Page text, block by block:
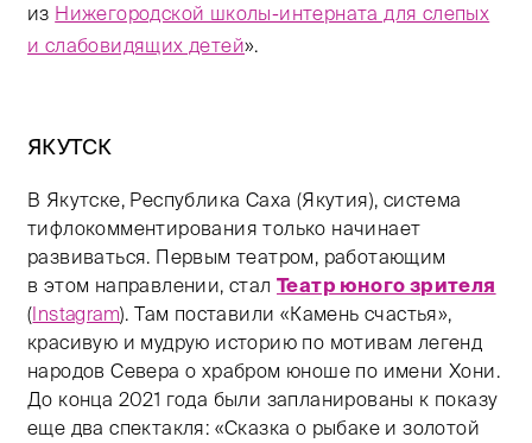
из Нижегородской школы-интерната для слепых
и слабовидящих детей».
ЯКУТСК
В Якутске, Республика Саха (Якутия), система
тифлокомментирования только начинает
развиваться. Первым театром, работающим
в этом направлении, стал Театр юного зрителя
( Instagram). Там поставили «Камень счастья»,
красивую и мудрую историю по мотивам легенд
народов Севера о храбром юноше по имени Хони.
До конца 2021 года были запланированы к показу
еще два спектакля: «Сказка о рыбаке и золотой